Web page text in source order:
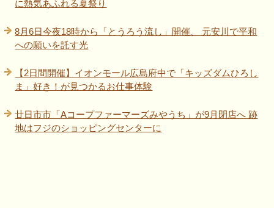
に熱気あふれる夏祭り
8月6日今夜18時から「とうろう流し」開催、 元安川で平和
への願いを託す光
【2日間開催】イオンモール広島府中で「キッズダムひろし
ま」好き！が見つかるお仕事体験
廿日市市「Aコープファーマーズみやうち」が9月閉店へ 跡
地はフジのショッピングセンターに